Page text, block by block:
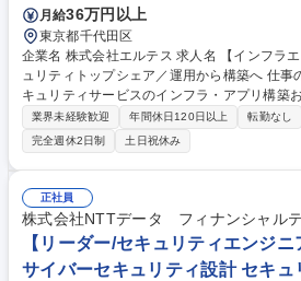
月給36万円以上
東京都千代田区
企業名 株式会社エルテス 求人名 【インフラエンジニア】東証上場×セキ
ュリティトップシェア／運用から構築へ 仕事の内容 企業や官公庁向けセ
キュリティサービスのインフラ・アプリ構築
タの収集から解析までを担う新ソリューショ
性・機密性・完全性を担保します。 【具体的な業務】AWSを用いたサー
バー・ネットワーク構築・保守や、SIEM製品
業務を担当。Python/SQL/WEBAPIを活用し
守も行います。【特徴】運用経験等からAWS
盤構築へキャリアアップが可能！トップシェ
を支えながら、市場価値の高いスキルが確実に身に
【インフラエンジニア】東証上場×セキュリ
構築へ
業界未経験歓迎 年間休日120日以上 転勤なし
完全週休2日制
土日祝休み
正社員
株式会社NTTデータ フィナンシャル
【リーダー/セキュリティエンジ
サイバーセキュリティ設計 セキュ